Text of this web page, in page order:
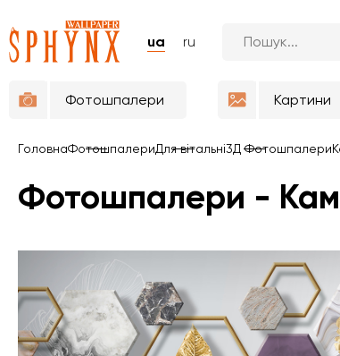
ua ru
Фотошпалери Картини
ГоловнаФотошпалериДля вітальні3Д Фотошпалери
Фотошпалери -